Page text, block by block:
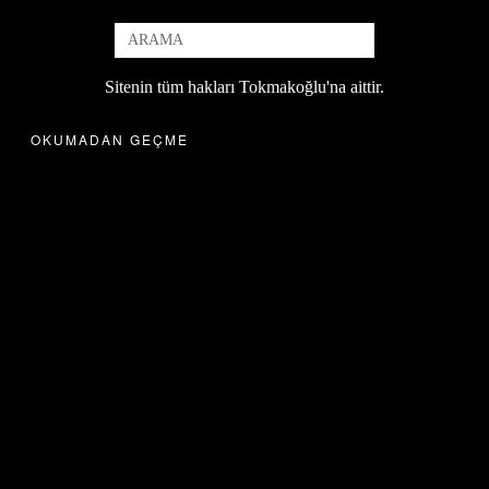
Sitenin tüm hakları Tokmakoğlu'na aittir.
OKUMADAN GEÇME